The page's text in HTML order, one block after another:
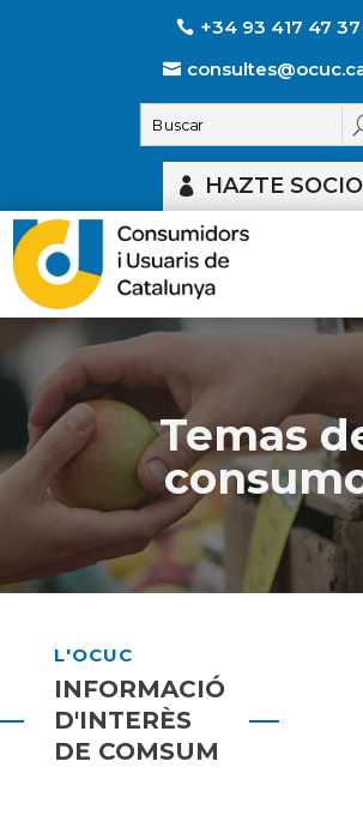
+34 93 417 47 37
HAZTE SOCIO
Temas
L'OCUC
INFORMACIÓ
D'INTERÈS
DE COMSUM